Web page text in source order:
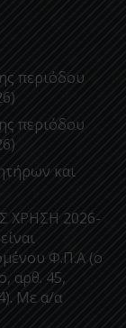
περιόδου
περιόδου
και
ΧΡΗΣΗ 2026-
Φ.Π.Α (ο
αρθ. 45,
Με α/α